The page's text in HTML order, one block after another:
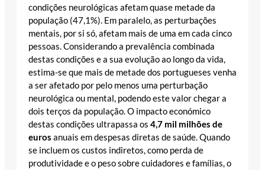
condições neurológicas afetam quase metade da
população (47,1%). Em paralelo, as perturbações
mentais, por si só, afetam mais de uma em cada cinco
pessoas. Considerando a prevalência combinada
destas condições e a sua evolução ao longo da vida,
estima-se que mais de metade dos portugueses venha
a ser afetado por pelo menos uma perturbação
neurológica ou mental, podendo este valor chegar a
dois terços da população. O impacto económico
destas condições ultrapassa os 4,7 mil milhões de
euros anuais em despesas diretas de saúde. Quando
se incluem os custos indiretos, como perda de
produtividade e o peso sobre cuidadores e famílias, o